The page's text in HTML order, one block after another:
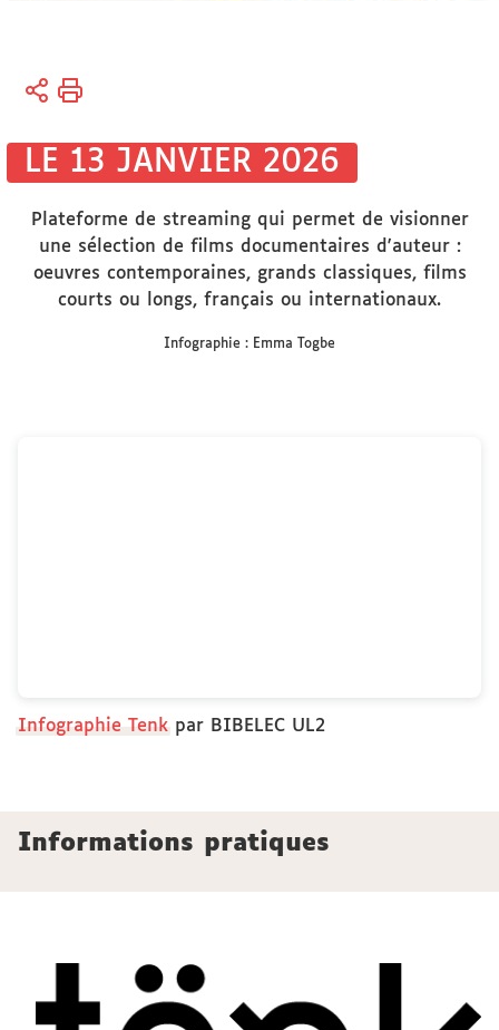
Vous
Accueil
Arts et
Arts du
spectacle
LE 13 JANVIER 2026
Plateforme de streaming qui permet de visionner
une sélection de films documentaires d'auteur :
oeuvres contemporaines, grands classiques, films
courts ou longs, français ou internationaux.
Infographie : Emma Togbe
Infographie Tenk par BIBELEC UL2
Informations pratiques